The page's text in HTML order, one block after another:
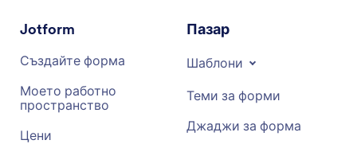
Цветни калъфи за телефони
Готини калъфи за телефони
And more!
Jotform
Създайте форма
Моето работно
пространство
Цени
Пазар
Шаблони
Теми за форми
Джаджи за форма